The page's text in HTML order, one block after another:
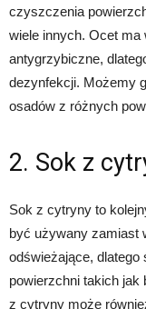
czyszczenia
wiele innych. Ocet ma
antygrzybiczne,
dezynfekcji. Możemy
osadów z różnych
2. Sok z
Sok z cytryny to
być używany zamiast
odświeżające,
powierzchni takich
z cytryny może